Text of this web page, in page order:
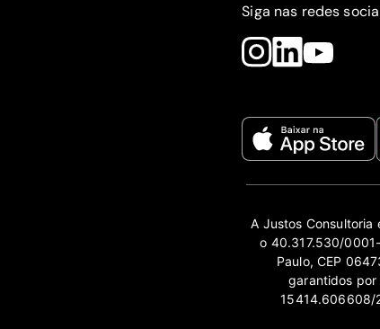
Siga nas redes
A Justos Consultoria
o 40.317.530/
Paulo, CEP
garantidos por
15414.606608/